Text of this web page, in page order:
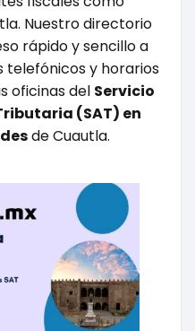
Nuestro directorio
rápido y sencillo a
telefónicos y horarios
oficinas del Servicio
(SAT) en
de Cuautla.